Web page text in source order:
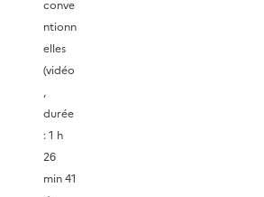
conve
ntionn
elles
(vidéo
,
durée
: 1 h
26
min 41